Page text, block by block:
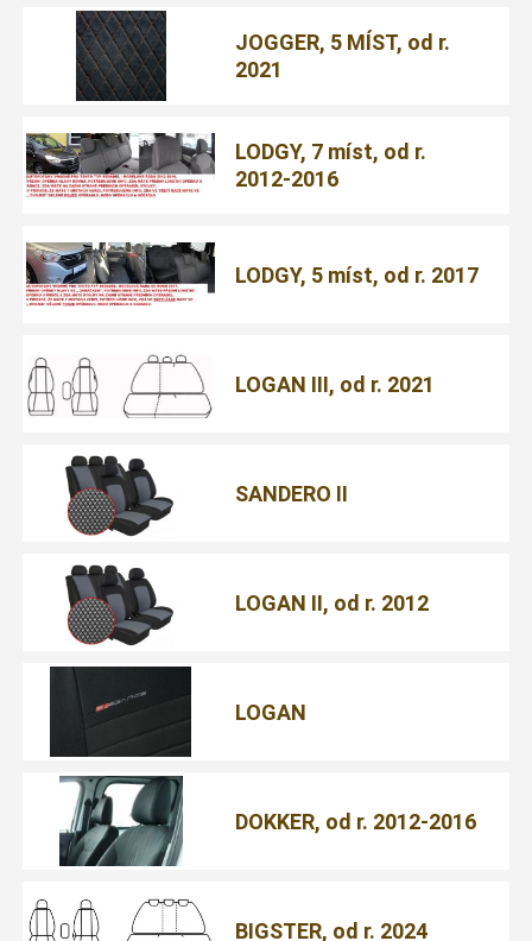
JOGGER, 5 MÍST, od r.
2021
LODGY, 7 míst, od r.
2012-2016
LODGY, 5 míst, od r. 2017
LOGAN III, od r. 2021
SANDERO II
LOGAN II, od r. 2012
LOGAN
DOKKER, od r. 2012-2016
BIGSTER, od r. 2024